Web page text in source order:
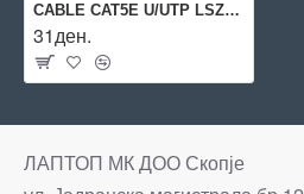
CABLE CAT5E U/UTP LSZH 200MHZ/ECA 305M GREY BOX R35292 R&M
31ден.
ЛАПТОП МК ДОО Скопје